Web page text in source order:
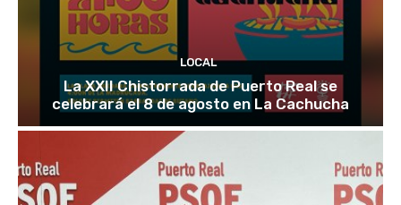
LOCAL
La XXII Chistorrada de Puerto Real se
celebrará el 8 de agosto en La Cachucha